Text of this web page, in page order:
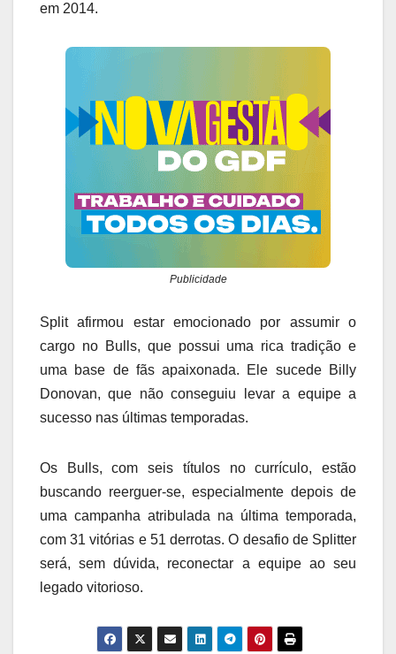
em 2014.
Publicidade
Split afirmou estar emocionado por assumir o
cargo no Bulls, que possui uma rica tradição e
uma base de fãs apaixonada. Ele sucede Billy
Donovan, que não conseguiu levar a equipe a
sucesso nas últimas temporadas.
Os Bulls, com seis títulos no currículo, estão
buscando reerguer-se, especialmente depois de
uma campanha atribulada na última temporada,
com 31 vitórias e 51 derrotas. O desafio de Splitter
será, sem dúvida, reconectar a equipe ao seu
legado vitorioso.